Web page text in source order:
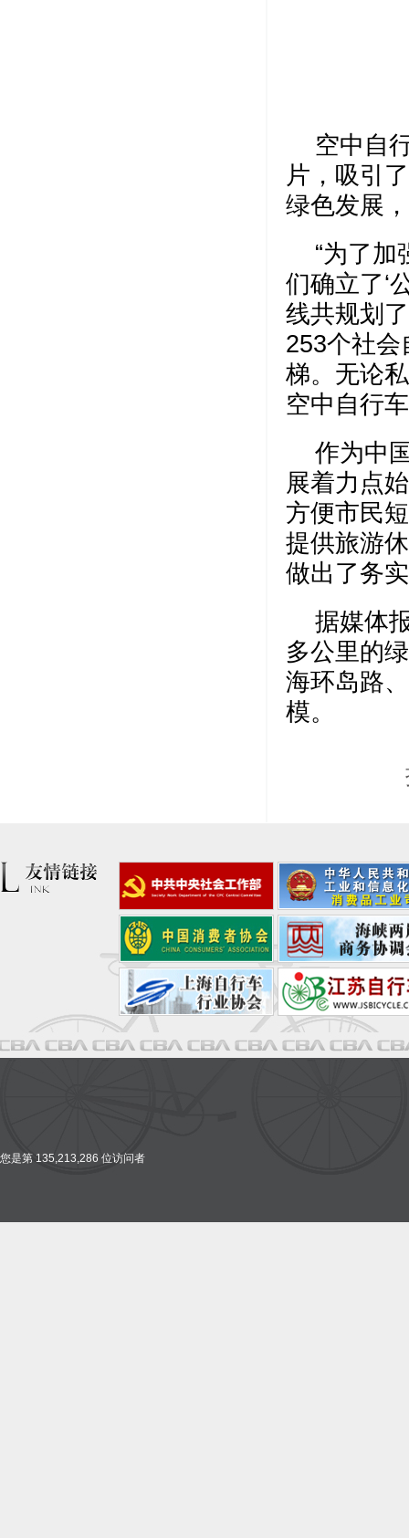
空中自
片，吸引
绿色发展
“为了
们确立了‘
线共规划
253个社会
梯。无论
空中自行
作为中
展着力点
方便市民
提供旅游
做出了务
据媒体
多公里的
海环岛路
模。
您是第 135,213,286 位访问者